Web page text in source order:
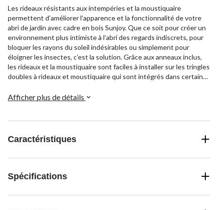
Les rideaux résistants aux intempéries et la moustiquaire
permettent d’améliorer l’apparence et la fonctionnalité de votre
abri de jardin avec cadre en bois Sunjoy. Que ce soit pour créer un
environnement plus intimiste à l’abri des regards indiscrets, pour
bloquer les rayons du soleil indésirables ou simplement pour
éloigner les insectes, c’est la solution. Grâce aux anneaux inclus,
les rideaux et la moustiquaire sont faciles à installer sur les tringles
doubles à rideaux et moustiquaire qui sont intégrés dans certains
fermés de façon sécurisée avec les fermetures à glissière de
Afficher plus de détails
Caractéristiques
Spécifications